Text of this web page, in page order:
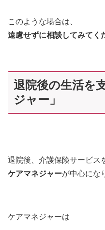
このような場合は、
遠慮せずに相談してみてく
退院後の生活を
ジャー」
退院後、介護保険サービス
ケアマネジャーが中心にな
ケアマネジャーは